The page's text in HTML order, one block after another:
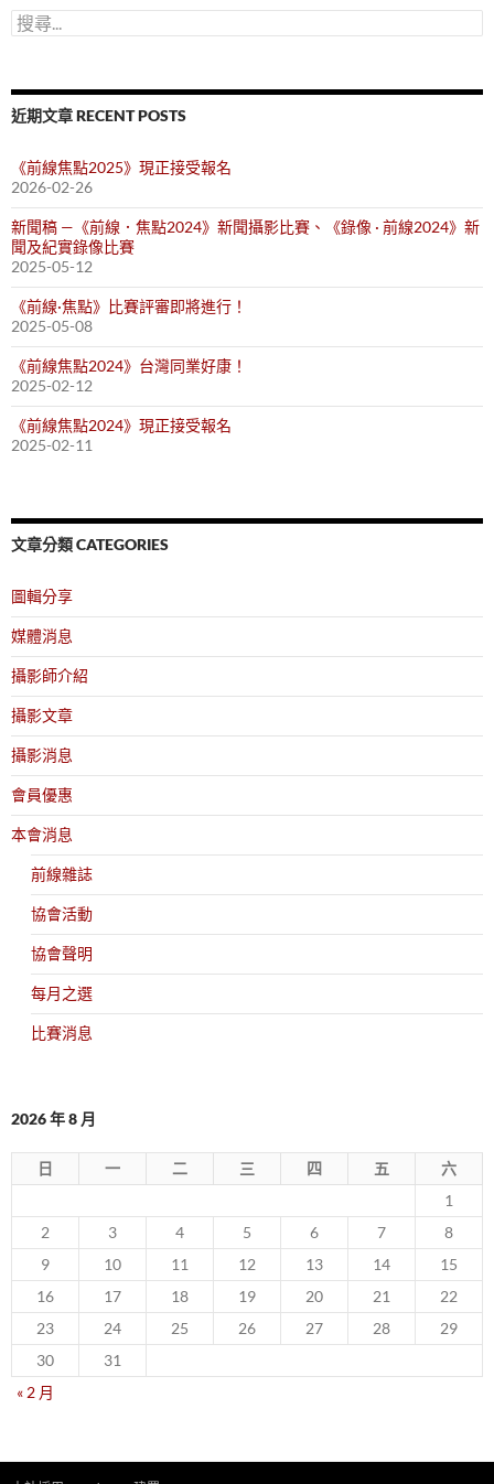
搜
尋
字:
近期文章 RECENT POSTS
《前線焦點2025》現正接受報名
2026-02-26
新聞稿 —《前線．焦點2024》新聞攝影比賽、《錄像 · 前線2024》新
聞及紀實錄像比賽
2025-05-12
《前線·焦點》比賽評審即將進行！
2025-05-08
《前線焦點2024》台灣同業好康！
2025-02-12
《前線焦點2024》現正接受報名
2025-02-11
文章分類 CATEGORIES
圖輯分享
媒體消息
攝影師介紹
攝影文章
攝影消息
會員優惠
本會消息
前線雜誌
協會活動
協會聲明
每月之選
比賽消息
2026 年 8 月
日 一 二 三 四 五
六
1
2
3 4 5 6 7
8
9
10 11 12 13 14
15
16
17 18 19 20 21
22
23
24 25 26 27 28
29
30
31
« 2 月